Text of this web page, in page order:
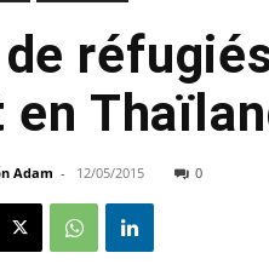
Adam - 12/05/2015 0